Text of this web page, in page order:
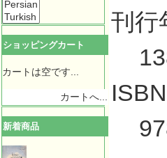
ショッピングカート
カートは空です...
カートへ...
新着商品
刊行
ISBN